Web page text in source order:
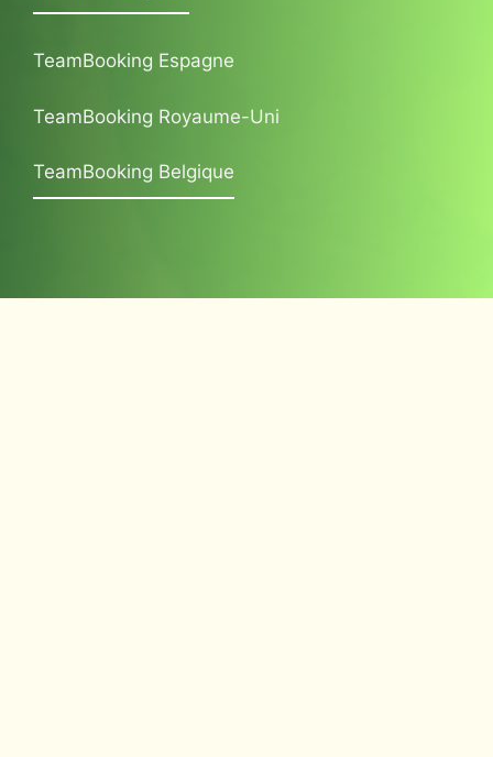
TeamBooking Espagne
TeamBooking Royaume-Uni
TeamBooking Belgique